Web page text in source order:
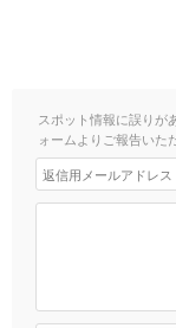
スポット情報に誤りが
ォームよりご報告いた